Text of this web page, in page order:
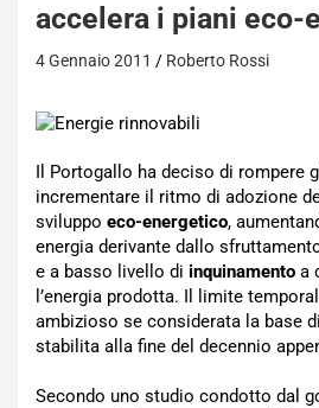
accelera i piani eco-
4 Gennaio 2011 Roberto Rossi
Il Portogallo ha deciso di rompere
incrementare il ritmo di adozione
sviluppo eco-energetico,
energia derivante dallo
e a basso livello di inquinamento a
l’energia prodotta. Il limite
ambizioso se considerata la base
stabilita alla fine del decennio
Secondo uno studio condotto dal